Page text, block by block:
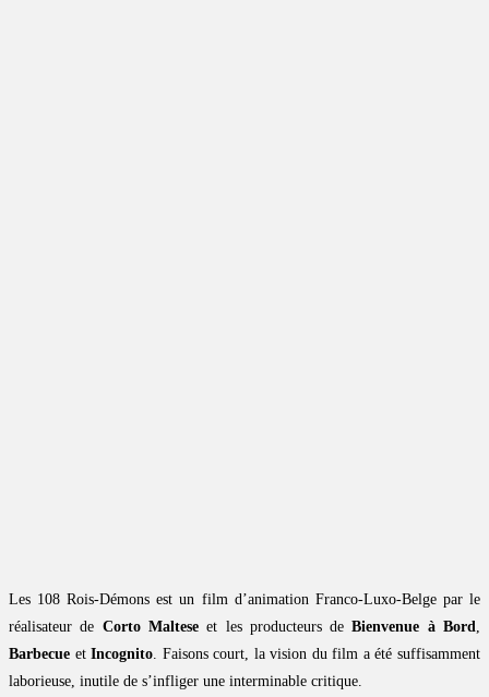
Les 108 Rois-Démons est un film d’animation Franco-Luxo-Belge par le
réalisateur de Corto Malteseet les producteurs deBienvenue à Bord,
Barbecue etIncognito. Faisons court, la vision du film a été suffisamment
laborieuse, inutile de s’infliger une interminable critique.